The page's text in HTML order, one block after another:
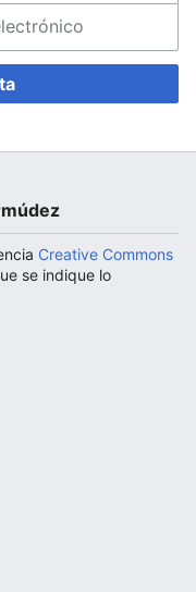
Creative Commons
se indique lo